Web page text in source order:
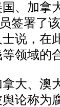
、加拿
签署了
说，在
领域的
、澳大
论称为